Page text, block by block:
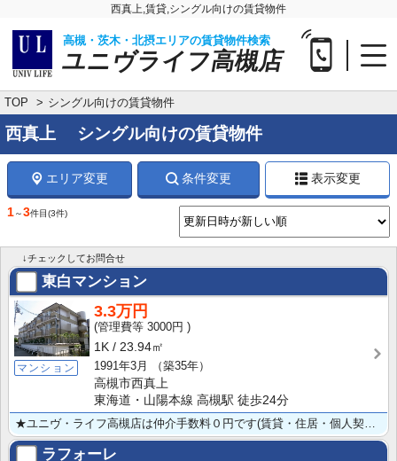
西真上,賃貸,シングル向けの賃貸物件
高槻・茨木・北摂エリアの賃貸物件検索
ユニヴライフ高槻店
TOP シングル向けの賃貸物件
西真上 シングル向けの賃貸物件
エリア変更 条件変更 表示変更
1～3件目(3件)
↓チェックしてお問合せ
東白マンション
マンション
3.3万円
3000円
1K
23.94㎡
1991年3月
（築35年）
高槻市西真上
東海道・山陽本線 高槻駅 徒歩24分
★ユニヴ・ライフ高槻店は仲介手数料０円です(賃貸・住居・個人契約の場合) ★敷金礼金０円★オートロッ･･･
ラフォーレ